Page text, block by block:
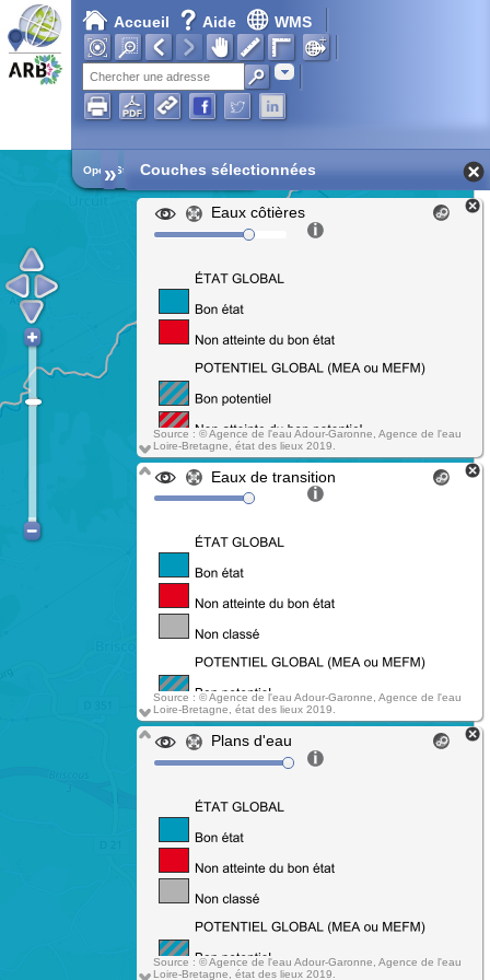
Accueil Aide WMS
Adresse
Open Street Map
» Couches sélectionnées
Eaux côtières
Source : © Agence de l'eau Adour-Garonne, Agence de l'eau
Loire-Bretagne, état des lieux 2019.
Eaux de transition
Source : © Agence de l'eau Adour-Garonne, Agence de l'eau
Loire-Bretagne, état des lieux 2019.
Plans d'eau
Source : © Agence de l'eau Adour-Garonne, Agence de l'eau
Loire-Bretagne, état des lieux 2019.